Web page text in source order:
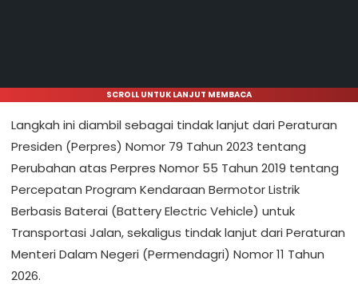
SCROLL UNTUK LANJUT MEMBACA
Langkah ini diambil sebagai tindak lanjut dari Peraturan
Presiden (Perpres) Nomor 79 Tahun 2023 tentang
Perubahan atas Perpres Nomor 55 Tahun 2019 tentang
Percepatan Program Kendaraan Bermotor Listrik
Berbasis Baterai (Battery Electric Vehicle) untuk
Transportasi Jalan, sekaligus tindak lanjut dari Peraturan
Menteri Dalam Negeri (Permendagri) Nomor 11 Tahun
2026.